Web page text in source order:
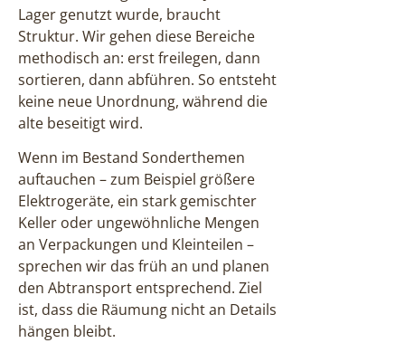
Lager genutzt wurde, braucht
Struktur. Wir gehen diese Bereiche
methodisch an: erst freilegen, dann
sortieren, dann abführen. So entsteht
keine neue Unordnung, während die
alte beseitigt wird.
Wenn im Bestand Sonderthemen
auftauchen – zum Beispiel größere
Elektrogeräte, ein stark gemischter
Keller oder ungewöhnliche Mengen
an Verpackungen und Kleinteilen –
sprechen wir das früh an und planen
den Abtransport entsprechend. Ziel
ist, dass die Räumung nicht an Details
hängen bleibt.